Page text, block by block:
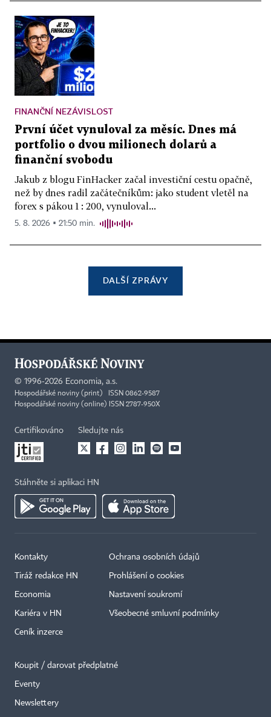
FINANČNÍ NEZÁVISLOST
První účet vynuloval za měsíc. Dnes má
portfolio o dvou milionech dolarů a
finanční svobodu
Jakub z blogu FinHacker začal investiční cestu opačně,
než by dnes radil začátečníkům: jako student vletěl na
forex s pákou 1 : 200, vynuloval...
5. 8. 2026 ▪ 21:50 min.
DALŠÍ ZPRÁVY
© 1996-2026 Economia, a.s.
Hospodářské noviny (print) ISSN 0862-9587
Hospodářské noviny (online) ISSN 2787-950X
Certifikováno Sledujte nás
Stáhněte si aplikaci HN
Kontakty
Tiráž redakce HN
Economia
Kariéra v HN
Ceník inzerce
Ochrana osobních údajů
Prohlášení o cookies
Nastavení soukromí
Všeobecné smluvní podmínky
Koupit / darovat předplatné
Eventy
Newslettery